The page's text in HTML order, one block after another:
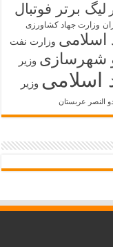
لیگ برتر فوتبال
وزارت جهاد کشاورزی
اسلامی وزارت نفت
شهرسازی وزیر
اسلامی وزیر
النصر عربستان